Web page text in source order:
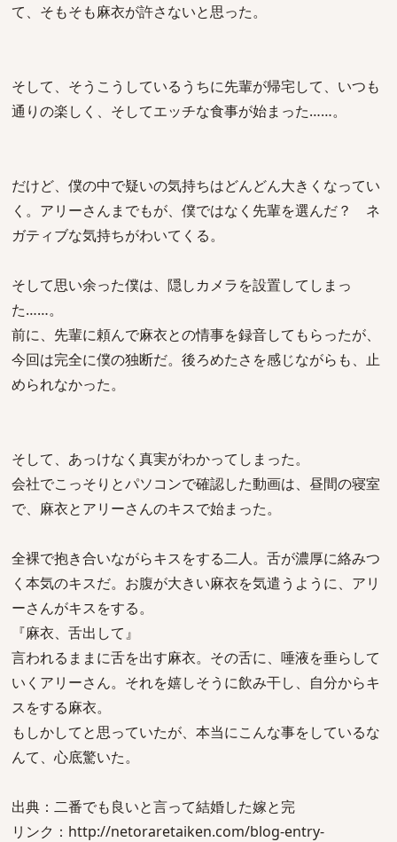
て、そもそも麻衣が許さないと思った。
そして、そうこうしているうちに先輩が帰宅して、いつも
通りの楽しく、そしてエッチな食事が始まった……。
だけど、僕の中で疑いの気持ちはどんどん大きくなってい
く。アリーさんまでもが、僕ではなく先輩を選んだ？ ネ
ガティブな気持ちがわいてくる。
そして思い余った僕は、隠しカメラを設置してしまっ
た……。
前に、先輩に頼んで麻衣との情事を録音してもらったが、
今回は完全に僕の独断だ。後ろめたさを感じながらも、止
められなかった。
そして、あっけなく真実がわかってしまった。
会社でこっそりとパソコンで確認した動画は、昼間の寝室
で、麻衣とアリーさんのキスで始まった。
全裸で抱き合いながらキスをする二人。舌が濃厚に絡みつ
く本気のキスだ。お腹が大きい麻衣を気遣うように、アリ
ーさんがキスをする。
『麻衣、舌出して』
言われるままに舌を出す麻衣。その舌に、唾液を垂らして
いくアリーさん。それを嬉しそうに飲み干し、自分からキ
スをする麻衣。
もしかしてと思っていたが、本当にこんな事をしているな
んて、心底驚いた。
出典：二番でも良いと言って結婚した嫁と完
リンク：http://netoraretaiken.com/blog-entry-